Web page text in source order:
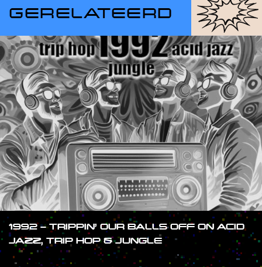
GERELATEERD
1992 – TRIPPIN’ OUR BALLS OFF ON ACID
JAZZ, TRIP HOP & JUNGLE
#SHOW